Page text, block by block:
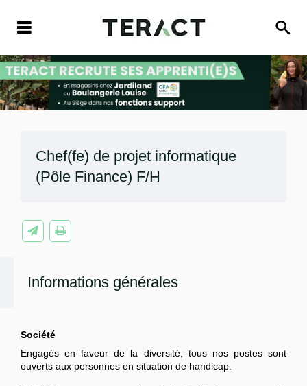
Chef(fe) de projet informatique
(Pôle Finance) F/H
Informations générales
Société
Engagés en faveur de la diversité, tous nos postes sont
ouverts aux personnes en situation de handicap.